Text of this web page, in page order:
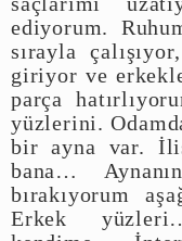
ediyorum.
sırayla
giriyor ve
parça
yüzlerini.
bir ayna var.
bana…
bırakıyorum
Erkek